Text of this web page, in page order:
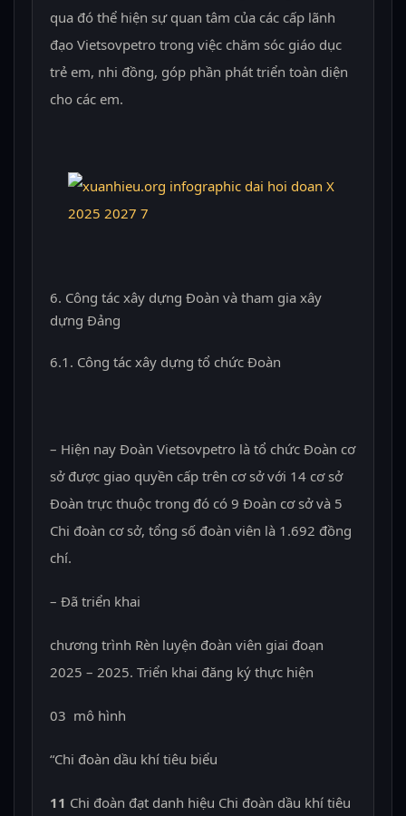
qua đó thể hiện sự quan tâm của các cấp lãnh
đạo Vietsovpetro trong việc chăm sóc giáo dục
trẻ em, nhi đồng, góp phần phát triển toàn diện
cho các em.
Công tác xây dựng Đoàn và tham gia xây
dựng Đảng
6.1. Công tác xây dựng tổ chức Đoàn
– Hiện nay Đoàn Vietsovpetro là tổ chức Đoàn cơ
sở được giao quyền cấp trên cơ sở với 14 cơ sở
Đoàn trực thuộc trong đó có 9 Đoàn cơ sở và 5
Chi đoàn cơ sở, tổng số đoàn viên là 1.692 đồng
chí.
– Đã triển khai
chương trình Rèn luyện đoàn viên giai đoạn
2025 – 2025. Triển khai đăng ký thực hiện
03 mô hình
“Chi đoàn dầu khí tiêu biểu
11 Chi đoàn đạt danh hiệu Chi đoàn dầu khí tiêu